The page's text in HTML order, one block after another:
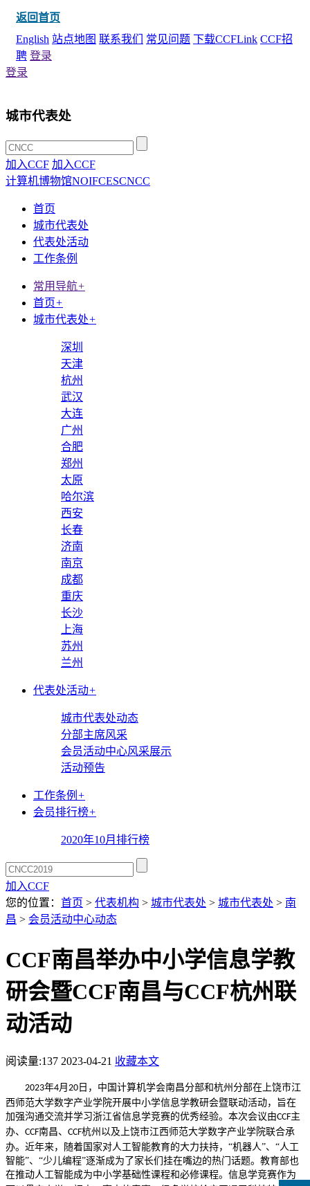
返回首页
English 站点地图 联系我们 常见问题 下载CCFLink CCF招
聘 登录
登录
城市代表处
加入CCF 加入CCF
计算机博物馆NOIFCESCNCC
首页
城市代表处
代表处活动
工作条例
常用导航+
首页+
城市代表处+
深圳
天津
杭州
武汉
大连
广州
合肥
郑州
太原
哈尔滨
西安
长春
济南
南京
成都
重庆
长沙
上海
苏州
兰州
代表处活动+
城市代表处动态
分部主席风采
会员活动中心风采展示
活动预告
工作条例 +
会员排行榜+
2020年10月排行榜
加入CCF
您的位置： 首页 > 代表机构 > 城市代表处 > 城市代表处 > 南
昌 > 会员活动中心动态
CCF南昌举办中小学信息学教
研会暨CCF南昌与CCF杭州联
动活动
阅读量:137 2023-04-21 收藏本文
2023年4月 20 日，中国计算机学会南昌分部和杭州分部在上饶市江
西师范大学数字产业学院开展中小学信息学教研会暨联动活动，旨在
加强沟通交流并学习浙江省信息学竞赛的优秀经验。本次会议由CCF主
办、 CCF南昌、 CCF杭州 以及上饶市江西师范大学数字产业学院联合承
办。近年来，随着国家对人工智能教育的大力扶持， “机器人”、“人工
智能”、“少儿编程”逐渐成为了家长们挂在嘴边的热门话题。教育部也
在推动人工智能成为中小学基础性课程和必修课程。 信息学竞赛作为